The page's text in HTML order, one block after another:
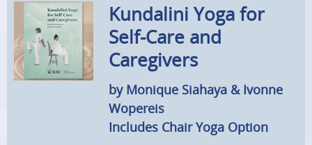
Menü SucheBenutzerkonto
Info Sprachen
Kundalini Yoga for
Self-Care and
Caregivers
by Monique Siahaya & Ivonne
Wopereis
Includes Chair Yoga Option